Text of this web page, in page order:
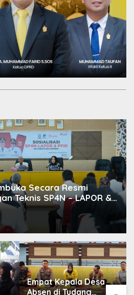
Secara Resmi
Teknis SP4N – LAPOR &
Soppeng
Empat Kepala Desa
Absen di Tudang